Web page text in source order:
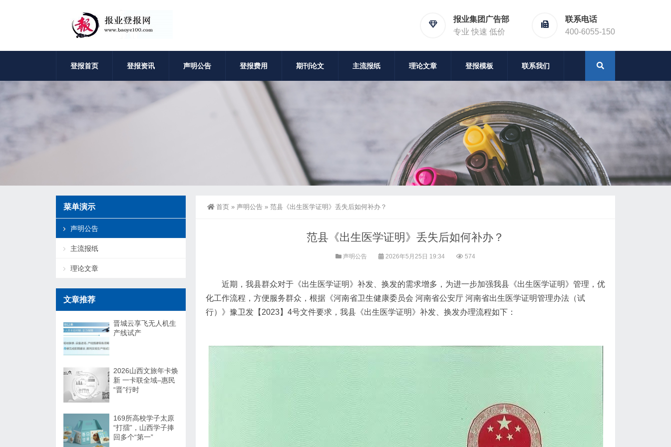
报业集团广告部
专业 快速 低价
联系电话
400-6055-150
登报首页 登报资讯 声明公告 登报费用 期刊论文 主流报纸 理论文章 登报模板 联系我们
首页 » 声明公告 » 范县《出生医学证明》丢失后如何补办？
范县《出生医学证明》丢失后如何补办？
声明公告 2026年5月25日 19:34 574
近期，我县群众对于《出生医学证明》补发、换发的需求增多，为进一步加强我县《出生医学证明》管理，优
化工作流程，方便服务群众，根据《河南省卫生健康委员会 河南省公安厅 河南省出生医学证明管理办法（试
行）》豫卫发【2023】4号文件要求，我县《出生医学证明》补发、换发办理流程如下：
菜单演示
声明公告
主流报纸
理论文章
文章推荐
晋城云享飞无人机生
产线试产
2026山西文旅年卡焕
新 一卡联全域–惠民
“晋”行时
169所高校学子太原
“打擂”，山西学子捧
回多个“第一”